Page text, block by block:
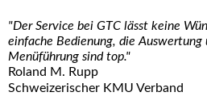
"Der Service bei GTC lässt keine
einfache Bedienung, die Auswertung
Menüführung sind top."
Roland M. Rupp
Schweizerischer KMU Verband